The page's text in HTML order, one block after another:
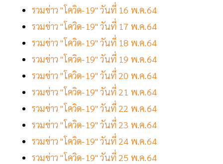
รวมข่าว "โควิด-19" วันที่ 16 พ.ค.64
รวมข่าว "โควิด-19" วันที่ 17 พ.ค.64
รวมข่าว "โควิด-19" วันที่ 18 พ.ค.64
รวมข่าว "โควิด-19" วันที่ 19 พ.ค.64
รวมข่าว "โควิด-19" วันที่ 20 พ.ค.64
รวมข่าว "โควิด-19" วันที่ 21 พ.ค.64
รวมข่าว "โควิด-19" วันที่ 22 พ.ค.64
รวมข่าว "โควิด-19" วันที่ 23 พ.ค.64
รวมข่าว "โควิด-19" วันที่ 24 พ.ค.64
รวมข่าว "โควิด-19" วันที่ 25 พ.ค.64